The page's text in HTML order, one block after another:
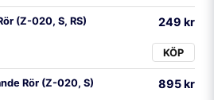
(Z-020, S, RS) 249 kr
KÖP
Rör (Z-020, S) 895 kr